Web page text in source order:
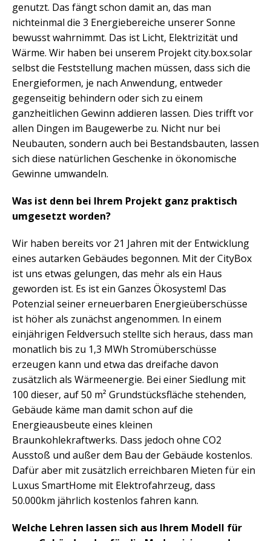
genutzt. Das fängt schon damit an, das man
nichteinmal die 3 Energiebereiche unserer Sonne
bewusst wahrnimmt. Das ist Licht, Elektrizität und
Wärme. Wir haben bei unserem Projekt city.box.solar
selbst die Feststellung machen müssen, dass sich die
Energieformen, je nach Anwendung, entweder
gegenseitig behindern oder sich zu einem
ganzheitlichen Gewinn addieren lassen. Dies trifft vor
allen Dingen im Baugewerbe zu. Nicht nur bei
Neubauten, sondern auch bei Bestandsbauten, lassen
sich diese natürlichen Geschenke in ökonomische
Gewinne umwandeln.
Was ist denn bei Ihrem Projekt ganz praktisch
umgesetzt worden?
Wir haben bereits vor 21 Jahren mit der Entwicklung
eines autarken Gebäudes begonnen. Mit der CityBox
ist uns etwas gelungen, das mehr als ein Haus
geworden ist. Es ist ein Ganzes Ökosystem! Das
Potenzial seiner erneuerbaren Energieüberschüsse
ist höher als zunächst angenommen. In einem
einjährigen Feldversuch stellte sich heraus, dass man
monatlich bis zu 1,3 MWh Stromüberschüsse
erzeugen kann und etwa das dreifache davon
zusätzlich als Wärmeenergie. Bei einer Siedlung mit
100 dieser, auf 50 m² Grundstücksfläche stehenden,
Gebäude käme man damit schon auf die
Energieausbeute eines kleinen
Braunkohlekraftwerks. Dass jedoch ohne CO2
Ausstoß und außer dem Bau der Gebäude kostenlos.
Dafür aber mit zusätzlich erreichbaren Mieten für ein
Luxus SmartHome mit Elektrofahrzeug, dass
50.000km jährlich kostenlos fahren kann.
Welche Lehren lassen sich aus Ihrem Modell für